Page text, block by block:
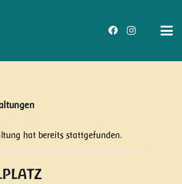
hat bereits stattgefunden.